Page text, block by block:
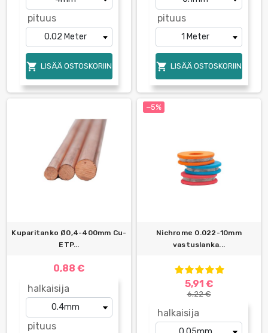
pituus
 LISÄÄ OSTOSKORIIN
pituus
 LISÄÄ OSTOSKORIIN
Kuparitanko Ø0,4-400mm Cu-
ETP...
0,88 €
halkaisija
pituus
−5%
Nichrome 0.022-10mm
vastuslanka...
5,91 €
6,22 €
halkaisija